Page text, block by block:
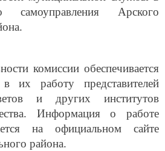
самоуправления Арского
комиссии обеспечивается
их работу представителей
и других институтов
Информация о работе
на официальном сайте
района.